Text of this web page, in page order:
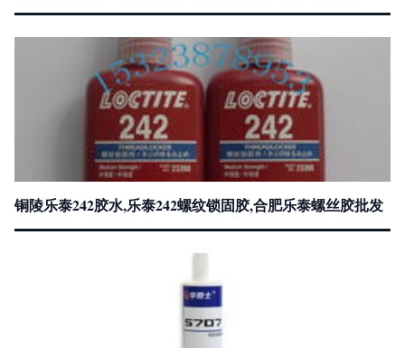
铜陵乐泰242胶水,乐泰242螺纹锁固胶,合肥乐泰螺丝胶批发